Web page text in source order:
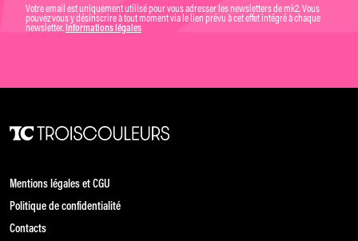
Votre email est uniquement utilisé pour vous adresser les newsletters de mk2. Vous
pouvez vous y désinscrire à tout moment via le lien prévu à cet effet intégré à chaque
newsletter. Informations légales
Mentions légales et CGU
Politique de confidentialité
Contacts